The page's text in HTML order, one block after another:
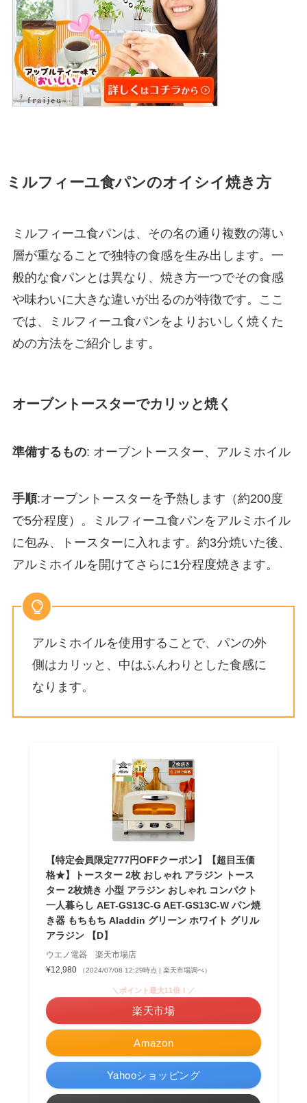
ミルフィーユ食パンのオイシイ焼き方
ミルフィーユ食パンは、その名の通り複数の薄い
層が重なることで独特の食感を生み出します。一
般的な食パンとは異なり、焼き方一つでその食感
や味わいに大きな違いが出るのが特徴です。ここ
では、ミルフィーユ食パンをよりおいしく焼くた
めの方法をご紹介します。
オーブントースターでカリッと焼く
準備するもの: オーブントースター、アルミホイル
手順:オーブントースターを予熱します（約200度
で5分程度）。ミルフィーユ食パンをアルミホイル
に包み、トースターに入れます。約3分焼いた後、
アルミホイルを開けてさらに1分程度焼きます。
アルミホイルを使用することで、パンの外
側はカリッと、中はふんわりとした食感に
なります。
【特定会員限定777円OFFクーポン】【超目玉価
格★】トースター 2枚 おしゃれ アラジン トース
ター 2枚焼き 小型 アラジン おしゃれ コンパクト
一人暮らし AET-GS13C-G AET-GS13C-W パン焼
き器 もちもち Aladdin グリーン ホワイト グリル
アラジン 【D】
ウエノ電器 楽天市場店
¥12,980
（2024/07/08 12:29時点 | 楽天市場調べ）
Amazon
＼ポイント最大11倍！／
楽天市場
Yahooショッピング